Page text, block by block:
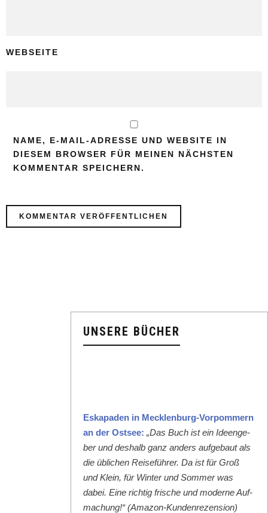
WEBSEITE
NAME, E-MAIL-ADRESSE UND WEBSITE IN
DIESEM BROWSER FÜR MEINEN NÄCHSTEN
KOMMENTAR SPEICHERN.
UNSERE BÜCHER
Eska­paden in Meck­len­burg-Vor­pom­mern
an der Ost­see: „Das Buch ist ein Ideenge­
ber und deshalb ganz anders aufge­baut als
die üblichen Reise­führer. Da ist für Groß
und Klein, für Win­ter und Som­mer was
dabei. Eine richtig frische und mod­erne Auf­
machung!“ (Ama­zon-Kun­den­rezen­sion)